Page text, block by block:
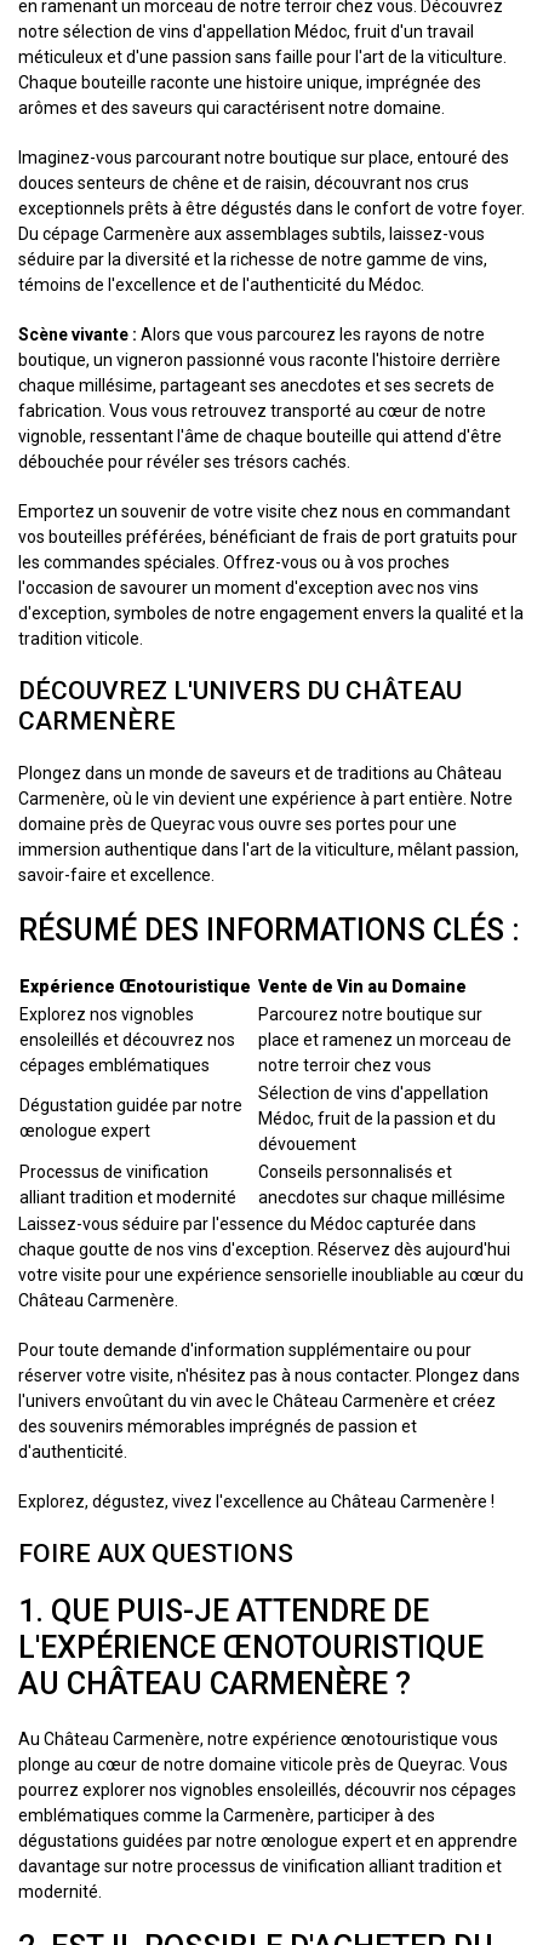
en ramenant un morceau de notre terroir chez vous. Découvrez
notre sélection de vins d'appellation Médoc, fruit d'un travail
méticuleux et d'une passion sans faille pour l'art de la viticulture.
Chaque bouteille raconte une histoire unique, imprégnée des
arômes et des saveurs qui caractérisent notre domaine.
Imaginez-vous parcourant notre boutique sur place, entouré des
douces senteurs de chêne et de raisin, découvrant nos crus
exceptionnels prêts à être dégustés dans le confort de votre foyer.
Du cépage Carmenère aux assemblages subtils, laissez-vous
séduire par la diversité et la richesse de notre gamme de vins,
témoins de l'excellence et de l'authenticité du Médoc.
Scène vivante : Alors que vous parcourez les rayons de notre
boutique, un vigneron passionné vous raconte l'histoire derrière
chaque millésime, partageant ses anecdotes et ses secrets de
fabrication. Vous vous retrouvez transporté au cœur de notre
vignoble, ressentant l'âme de chaque bouteille qui attend d'être
débouchée pour révéler ses trésors cachés.
Emportez un souvenir de votre visite chez nous en commandant
vos bouteilles préférées, bénéficiant de frais de port gratuits pour
les commandes spéciales. Offrez-vous ou à vos proches
l'occasion de savourer un moment d'exception avec nos vins
d'exception, symboles de notre engagement envers la qualité et la
tradition viticole.
DÉCOUVREZ L'UNIVERS DU CHÂTEAU
CARMENÈRE
Plongez dans un monde de saveurs et de traditions au Château
Carmenère, où le vin devient une expérience à part entière. Notre
domaine près de Queyrac vous ouvre ses portes pour une
immersion authentique dans l'art de la viticulture, mêlant passion,
savoir-faire et excellence.
RÉSUMÉ DES INFORMATIONS CLÉS :
Expérience Œnotouristique Vente de Vin au Domaine
Explorez nos vignobles
ensoleillés et découvrez nos
cépages emblématiques
Parcourez notre boutique sur
place et ramenez un morceau de
notre terroir chez vous
Dégustation guidée par notre
œnologue expert
Sélection de vins d'appellation
Médoc, fruit de la passion et du
dévouement
Processus de vinification
alliant tradition et modernité
Conseils personnalisés et
anecdotes sur chaque millésime
Laissez-vous séduire par l'essence du Médoc capturée dans
chaque goutte de nos vins d'exception. Réservez dès aujourd'hui
votre visite pour une expérience sensorielle inoubliable au cœur du
Château Carmenère.
Pour toute demande d'information supplémentaire ou pour
réserver votre visite, n'hésitez pas à nous contacter. Plongez dans
l'univers envoûtant du vin avec le Château Carmenère et créez
des souvenirs mémorables imprégnés de passion et
d'authenticité.
Explorez, dégustez, vivez l'excellence au Château Carmenère !
FOIRE AUX QUESTIONS
1. QUE PUIS-JE ATTENDRE DE
L'EXPÉRIENCE ŒNOTOURISTIQUE
AU CHÂTEAU CARMENÈRE ?
Au Château Carmenère, notre expérience œnotouristique vous
plonge au cœur de notre domaine viticole près de Queyrac. Vous
pourrez explorer nos vignobles ensoleillés, découvrir nos cépages
emblématiques comme la Carmenère, participer à des
dégustations guidées par notre œnologue expert et en apprendre
davantage sur notre processus de vinification alliant tradition et
modernité.